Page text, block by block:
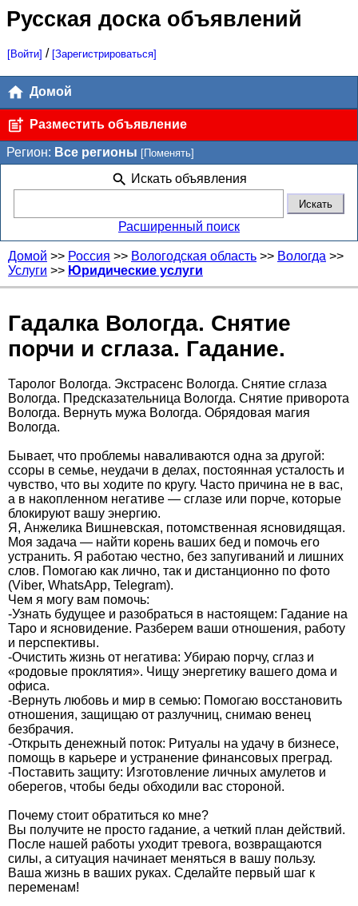
Русская доска объявлений
[Войти] / [Зарегистрироваться]
Домой
Разместить объявление
Регион: Все регионы [Поменять]
Искать объявления
Расширенный поиск
Домой >> Россия >> Вологодская область >> Вологда >>
Услуги >> Юридические услуги
Гадалка Вологда. Снятие
порчи и сглаза. Гадание.
Таролог Вологда. Экстрасенс Вологда. Снятие сглаза
Вологда. Предсказательница Вологда. Снятие приворота
Вологда. Вернуть мужа Вологда. Обрядовая магия
Вологда.
Бывает, что проблемы наваливаются одна за другой:
ссоры в семье, неудачи в делах, постоянная усталость и
чувство, что вы ходите по кругу. Часто причина не в вас,
а в накопленном негативе — сглазе или порче, которые
блокируют вашу энергию.
Я, Анжелика Вишневская, потомственная ясновидящая.
Моя задача — найти корень ваших бед и помочь его
устранить. Я работаю честно, без запугиваний и лишних
слов. Помогаю как лично, так и дистанционно по фото
(Viber, WhatsApp, Telegram).
Чем я могу вам помочь:
-Узнать будущее и разобраться в настоящем: Гадание на
Таро и ясновидение. Разберем ваши отношения, работу
и перспективы.
-Очистить жизнь от негатива: Убираю порчу, сглаз и
«родовые проклятия». Чищу энергетику вашего дома и
офиса.
-Вернуть любовь и мир в семью: Помогаю восстановить
отношения, защищаю от разлучниц, снимаю венец
безбрачия.
-Открыть денежный поток: Ритуалы на удачу в бизнесе,
помощь в карьере и устранение финансовых преград.
-Поставить защиту: Изготовление личных амулетов и
оберегов, чтобы беды обходили вас стороной.
Почему стоит обратиться ко мне?
Вы получите не просто гадание, а четкий план действий.
После нашей работы уходит тревога, возвращаются
силы, а ситуация начинает меняться в вашу пользу.
Ваша жизнь в ваших руках. Сделайте первый шаг к
переменам!